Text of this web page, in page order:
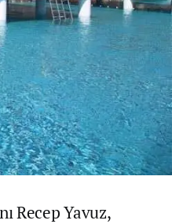
Recep Yavuz,